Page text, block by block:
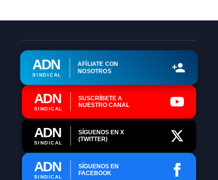
ADN
SINDICAL
AFÍLIATE CON
NOSOTROS
ADN
SINDICAL
SUSCRÍBETE A
NUESTRO CANAL
ADN
SINDICAL
SÍGUENOS EN X
(TWITTER)
ADN
SINDICAL
SÍGUENOS EN
FACEBOOK